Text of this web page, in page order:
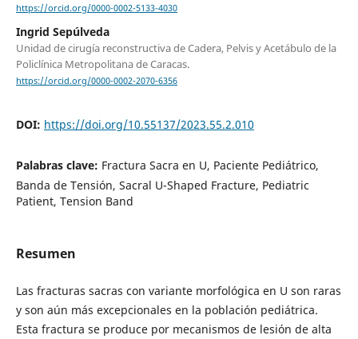
https://orcid.org/0000-0002-5133-4030
Ingrid Sepúlveda
Unidad de cirugía reconstructiva de Cadera, Pelvis y Acetábulo de la
Policlínica Metropolitana de Caracas.
https://orcid.org/0000-0002-2070-6356
DOI: https://doi.org/10.55137/2023.55.2.010
Palabras clave: Fractura Sacra en U, Paciente Pediátrico,
Banda de Tensión, Sacral U-Shaped Fracture, Pediatric
Patient, Tension Band
Resumen
Las fracturas sacras con variante morfológica en U son raras
y son aún más excepcionales en la población pediátrica.
Esta fractura se produce por mecanismos de lesión de alta